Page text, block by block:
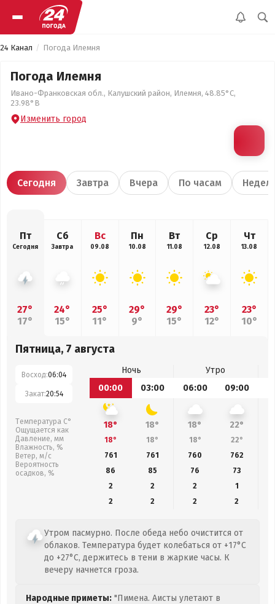
24 Канал Погода Илемня
Погода Илемня
Ивано-Франковская обл., Калушский район, Илемня, 48.85°С,
23.98°В
Изменить город
Сегодня Завтра Вчера По часам
Пт
Сегодня
27°
17°
Сб
Завтра
24°
15°
Вс
09.08
25°
11°
Пн
10.08
29°
9°
Вт
11.08
29°
15°
Ср
12.08
23°
12°
Чт
13.08
23°
10°
Пятница, 7 августа
Восход:06:04
Закат:20:54
Температура С°
Ощущается как
Давление, мм
Влажность, %
Ветер, м/с
Вероятность
осадков, %
Ночь
Утро
00:00
03:00 06:00 09:00
18° 18° 18° 22°
18° 18° 18° 22°
761
761 760 762
86
85 76 73
2
2 2
1
2
2 2 2
Утром пасмурно. После обеда небо очистится от
облаков. Температура будет колебаться от +17°C
до +27°C, держитесь в тени в жаркие часы. К
вечеру начнется гроза.
Народные приметы: "Пимена. Аисты улетают в